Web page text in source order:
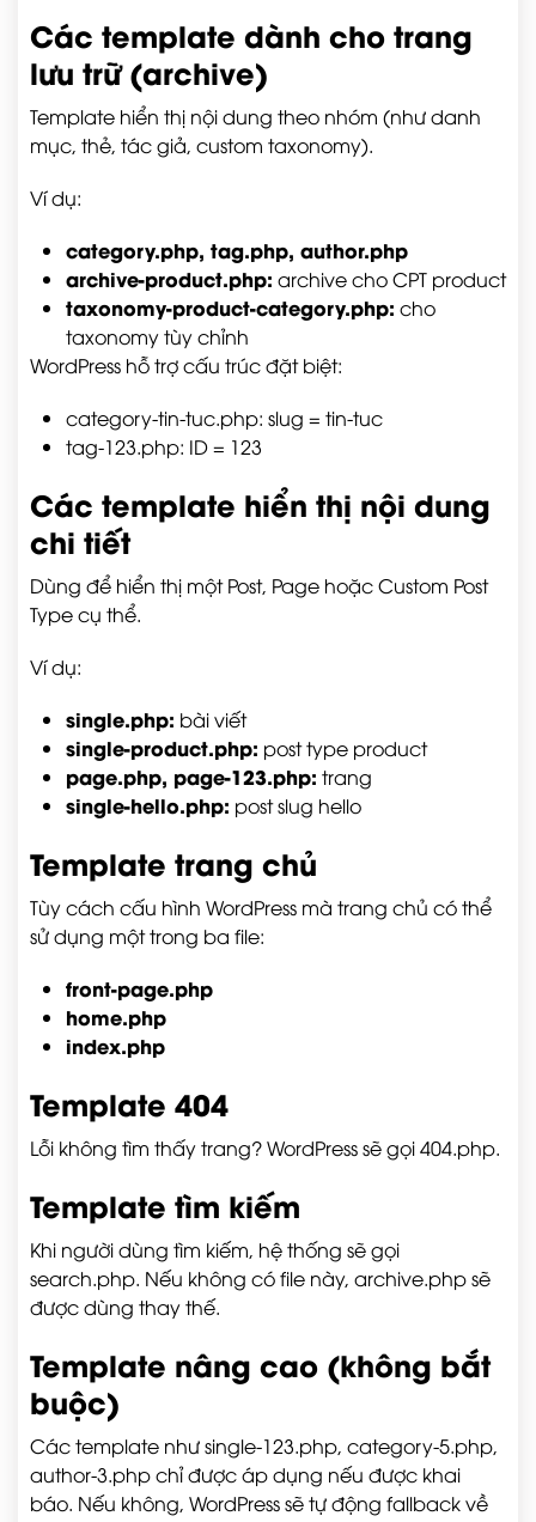
Các template dành cho trang
lưu trữ (archive)
Template hiển thị nội dung theo nhóm (như danh
mục, thẻ, tác giả, custom taxonomy).
Ví dụ:
category.php, tag.php, author.php
archive-product.php: archive cho CPT product
taxonomy-product-category.php: cho
taxonomy tùy chỉnh
WordPress hỗ trợ cấu trúc đặt biệt:
category-tin-tuc.php: slug = tin-tuc
tag-123.php: ID = 123
Các template hiển thị nội dung
chi tiết
Dùng để hiển thị một Post, Page hoặc Custom Post
Type cụ thể.
Ví dụ:
single.php: bài viết
single-product.php: post type product
page.php, page-123.php: trang
single-hello.php: post slug hello
Template trang chủ
Tùy cách cấu hình WordPress mà trang chủ có thể
sử dụng một trong ba file:
front-page.php
home.php
index.php
Template 404
Lỗi không tìm thấy trang? WordPress sẽ gọi404.php.
Template tìm kiếm
Khi người dùng tìm kiếm, hệ thống sẽ gọi
search.php. Nếu không có file này, archive.phpsẽ
được dùng thay thế.
Template nâng cao (không bắt
buộc)
Các template nhưsingle-123.php, category-5.php,
author-3.phpchỉ được áp dụng nếu được khai
báo. Nếu không, WordPress sẽ tự động fallback về